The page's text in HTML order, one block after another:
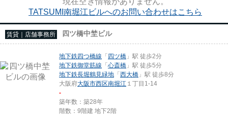
TATSUMI南堀江ビルへのお問い合わせはこちら
賃貸｜店舗事務所 四ツ橋中埜ビル
地下鉄四つ橋線 「四ツ橋 」駅 徒歩2分
地下鉄御堂筋線 「心斎橋 」駅 徒歩5分
地下鉄長堀鶴見緑地 「西大橋 」駅 徒歩8分
大阪府大阪市西区南堀江 １丁目1-14
-
築年数：築28年
階数：9階建 地下2階